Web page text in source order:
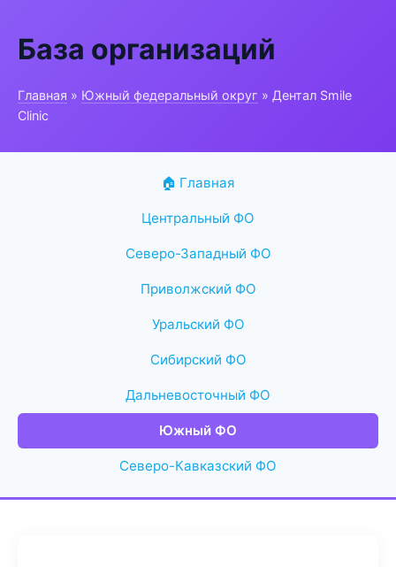
База организаций
Главная » Южный федеральный округ » Дентал Smile
Clinic
🏠 Главная
Центральный ФО
Северо-Западный ФО
Приволжский ФО
Уральский ФО
Сибирский ФО
Дальневосточный ФО
Южный ФО
Северо-Кавказский ФО